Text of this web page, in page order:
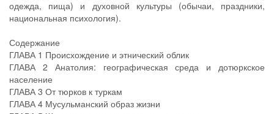
одежда, пища) и духовной культуры (обычаи, праздники,
национальная психология).
Содержание
ГЛАВА 1 Происхождение и этнический облик
ГЛАВА 2 Анатолия: географическая среда и дотюркское
население
ГЛАВА 3 От тюрков к туркам
ГЛАВА 4 Мусульманский образ жизни